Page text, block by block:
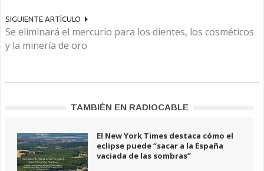
SIGUIENTE ARTÍCULO
Se eliminará el mercurio para los dientes, los cosméticos
y la minería de oro
TAMBIÉN EN RADIOCABLE
El New York Times destaca cómo el
eclipse puede “sacar a la España
vaciada de las sombras”